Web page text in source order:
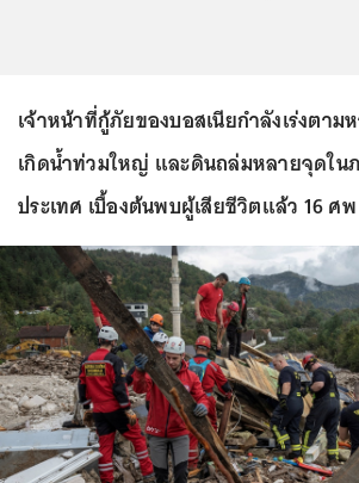
เจ้าหน้าที่กู้ภัยของบอสเนียกำลังเร่งตา
เกิดน้ำท่วมใหญ่ และดินถล่มหลายจุดใน
ประเทศ เบื้องต้นพบผู้เสียชีวิตแล้ว 16 ศพ